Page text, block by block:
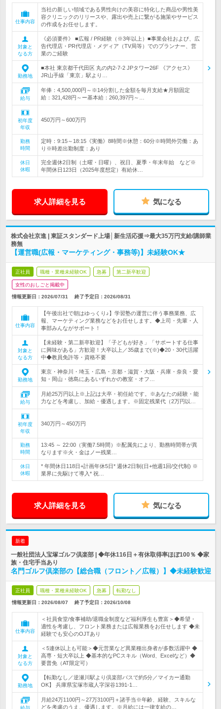
仕事内容
当社の新しい領域である男性向けの美容に特化した商品や男性美
容クリニックのリリースや、露出や売上に繋がる施策やサービス
の作成をお任せします。
対象と
なる方
《必須要件》 ■広報 / PR経験（※3年以上）■事業会社および、広
告代理店・PR代理店・メディア（TV局等）でのプランナー、営
業のご経験
勤務地
■本社 東京都千代田区 丸の内2-7-2 JPタワー26F 《アクセス》
JR山手線「東京」駅より…
給与
年俸：4,500,000円～※14分割した金額を毎月支給★月額固定
給：321,428円～ー基本給：260,397円～…
初年度
年収
450万円～600万円
勤務
時間
定時：9:15～18:15《実働》8時間※休憩：60分※時間外労働：あ
り※時差出勤制度：あり
休日
休暇
完全週休2日制（土曜・日曜）、祝日、夏季・年末年始 など※
年間休日123日（2025年度想定）有給休…
求人詳細を見る 気になる
株式会社京進 | 東証スタンダード上場│新生活応援⇒最大35万円支給/講師業
務無
【運営職(広報・マーケティング・事務等)】未経験OK★
正社員 職種・業種未経験OK 急募 第二新卒歓迎
女性のおしごと掲載中
情報更新日：2026/07/31 終了予定日： 2026/08/31
仕事内容
【午後出社で朝はゆっくり♪】学習塾の運営に伴う事務業務、広
報、マーケティング業務などをお任せします。◆上司・先輩・人
事部みんながサポート！
対象と
なる方
【未経験・第二新卒歓迎】「子どもが好き」「サポートする仕事
に興味がある」方歓迎！大卒以上／35歳まで(※)◆20・30代活躍
中◆教員免許等・資格不要
勤務地
東京・神奈川・埼玉・広島・京都・滋賀・大阪・兵庫・奈良・愛
知・岡山・徳島にあるいずれかの教室・オフ…
給与
月給25万円以上※上記は大卒・初任給です。※あなたの経験・能
力などを考慮し、加給・優遇します。※固定残業代（2万円以…
初年度
年収
340万円～450万円
勤務
時間
13:45 ～ 22:00（実働7.5時間）※配属先により、勤務時間帯が異
なります※火・金はノー残業…
休日
休暇
* 年間休日118日+計画年休5日* 週休2日制(日+他週1回/交代制) ※
業界に先駆けて導入* 祝…
求人詳細を見る 気になる
新着
一般社団法人宝塚ゴルフ倶楽部 | ◆年休116日＋有休取得率ほぼ100％ ◆家
族・住宅手当あり
名門ゴルフ倶楽部の【総合職（フロント／広報）】◆未経験歓迎
正社員 職種・業種未経験OK 急募 転勤なし
情報更新日：2026/08/07 終了予定日： 2026/10/08
仕事内容
＜社員食堂/食事補助/退職金制度など福利厚生も豊富＞◆希望・
適性を考慮し、フロント業務または広報業務をお任せします ◆未
経験でも安心のOJTあり
対象と
なる方
＜5連休以上も可能＞◆元営業など異業種出身者が多数活躍中 ◆
高専・短大卒以上 ◆基本的なPCスキル（Word、Excelなど）◆
要普免（AT限定可）
勤務地
【転勤なし／逆瀬川駅より倶楽部バスで約5分／マイカー通勤
OK】 兵庫県宝塚市蔵人字深谷1391-1…
給与
月給24万1100円～27万3100円＋諸手当※年齢、経験、スキルな
どを考慮のうえ、優遇します。※月給には一律支給の…